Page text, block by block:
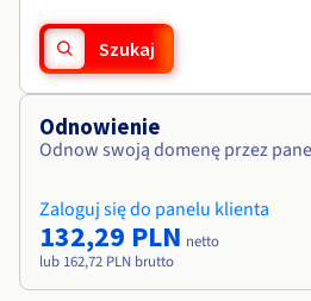
Szukaj
Odnowienie
Odnow swoją domenę przez
Zaloguj się do panelu klienta
132,29 PLN netto
lub 162,72 PLN brutto